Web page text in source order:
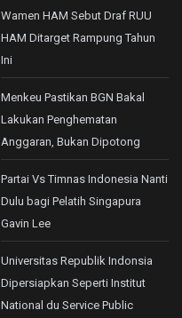
Wamen HAM Sebut Draf RUU
HAM Ditarget Rampung Tahun
Ini
Menkeu Pastikan BGN Bakal
Lakukan Penghematan
Anggaran, Bukan Dipotong
Partai Vs Timnas Indonesia Nanti
Dulu bagi Pelatih Singapura
Gavin Lee
Universitas Republik Indonsia
Dipersiapkan Seperti Institut
National du Service Public